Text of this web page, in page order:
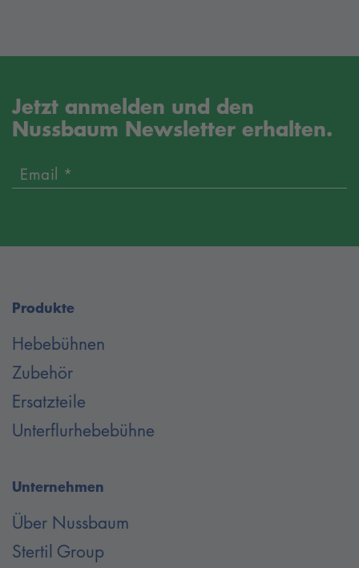
Jetzt anmelden und den
Nussbaum Newsletter erhalten.
Email *
Produkte
Hebebühnen
Zubehör
Ersatzteile
Unterflurhebebühne
Unternehmen
Über Nussbaum
Stertil Group